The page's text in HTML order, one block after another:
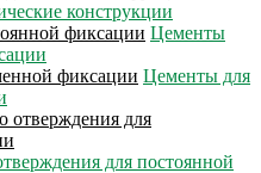
конструкции
Цементы
Цементы для
для постоянной